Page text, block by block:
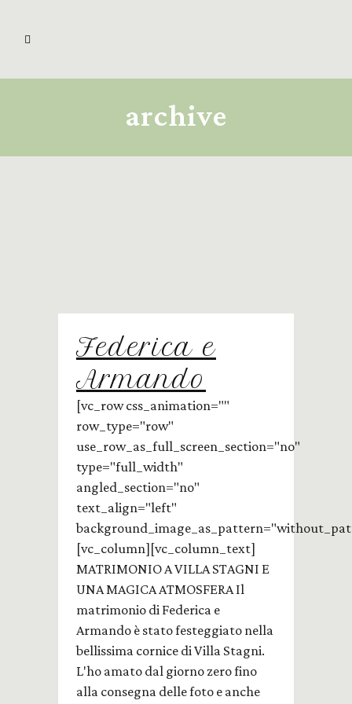
archive
Federica e
Armando
[vc_row css_animation=""
row_type="row"
use_row_as_full_screen_section="no"
type="full_width"
angled_section="no"
text_align="left"
[vc_column][vc_column_text]
MATRIMONIO A VILLA STAGNI E
UNA MAGICA ATMOSFERA Il
matrimonio di Federica e
Armando è stato festeggiato nella
bellissima cornice di Villa Stagni.
L'ho amato dal giorno zero fino
alla consegna delle foto e anche